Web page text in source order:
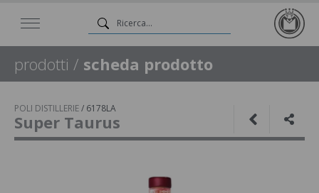
prodotti / scheda prodotto
POLI DISTILLERIE/ 6178LA
Super Taurus